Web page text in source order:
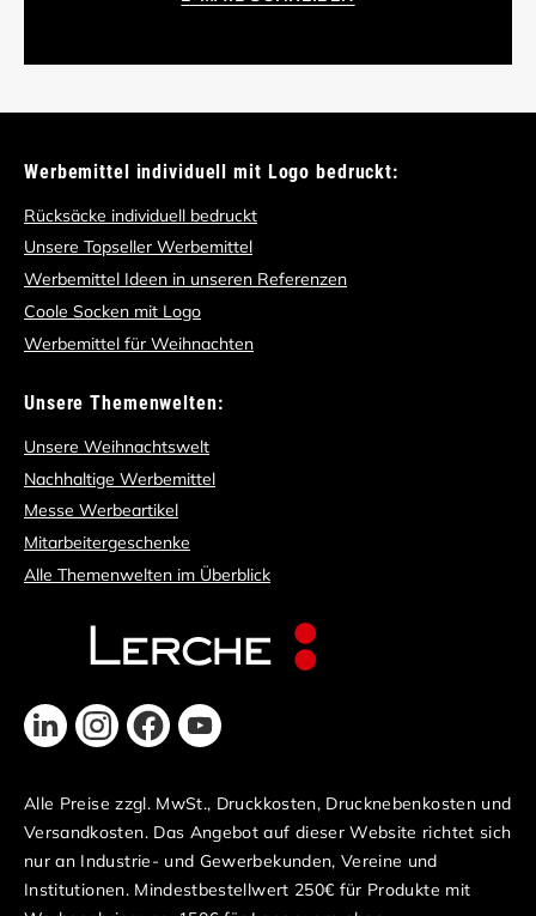
Werbemittel individuell mit Logo bedruckt:
Rücksäcke individuell bedruckt
Unsere Topseller Werbemittel
Werbemittel Ideen in unseren Referenzen
Coole Socken mit Logo
Werbemittel für Weihnachten
Unsere Themenwelten:
Unsere Weihnachtswelt
Nachhaltige Werbemittel
Messe Werbeartikel
Mitarbeitergeschenke
Alle Themenwelten im Überblick
Alle Preise zzgl. MwSt., Druckkosten, Drucknebenkosten und
Versandkosten. Das Angebot auf dieser Website richtet sich
nur an Industrie- und Gewerbekunden, Vereine und
Institutionen. Mindestbestellwert 250€ für Produkte mit